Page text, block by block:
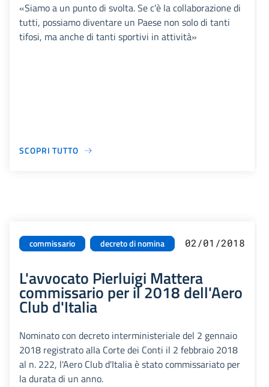
«Siamo a un punto di svolta. Se c'è la collaborazione di
tutti, possiamo diventare un Paese non solo di tanti
tifosi, ma anche di tanti sportivi in attività»
SCOPRI TUTTO
commissario decreto di nomina 02/01/2018
L'avvocato Pierluigi Mattera
commissario per il 2018 dell'Aero
Club d'Italia
Nominato con decreto interministeriale del 2 gennaio
2018 registrato alla Corte dei Conti il 2 febbraio 2018
al n. 222, l'Aero Club d'Italia è stato commissariato per
la durata di un anno.